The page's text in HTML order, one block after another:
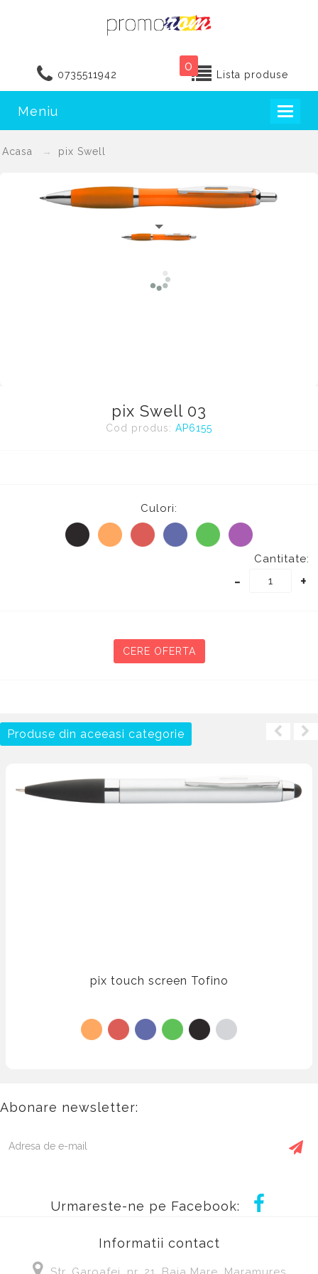
0735511942
0
Lista produse
Meniu
Acasa pix Swell
pix Swell 03
Cod produs: AP6155
Culori:
Cantitate:
- +
CERE OFERTA
Produse din aceeasi categorie
pix touch screen Tofino
Abonare newsletter:
Urmareste-ne pe Facebook:
Informatii contact